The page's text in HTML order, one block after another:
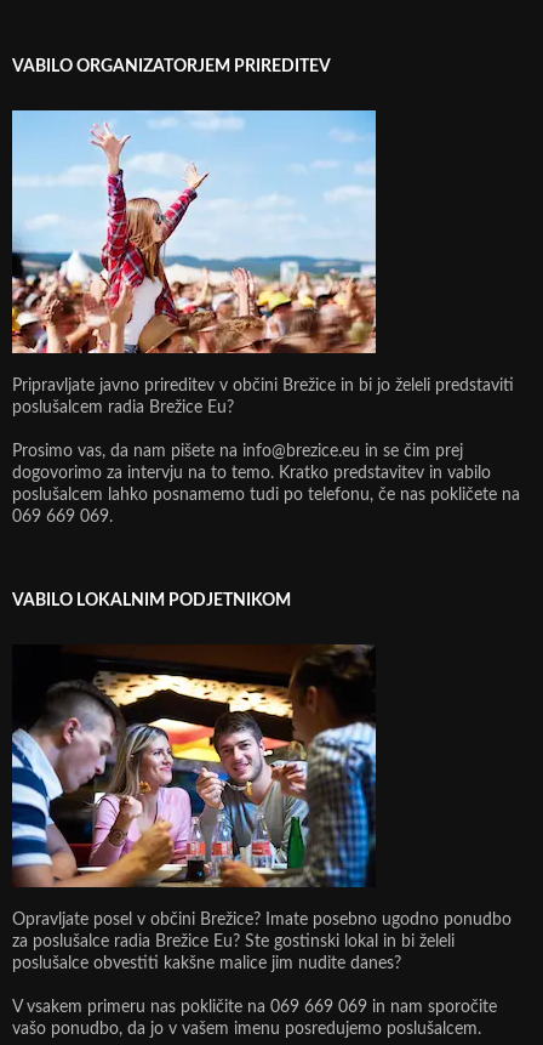
VABILO ORGANIZATORJEM PRIREDITEV
Pripravljate javno prireditev v občini Brežice in bi jo želeli predstaviti
poslušalcem radia Brežice Eu?
Prosimo vas, da nam pišete na info@brezice.eu in se čim prej
dogovorimo za intervju na to temo. Kratko predstavitev in vabilo
poslušalcem lahko posnamemo tudi po telefonu, če nas pokličete na
069 669 069.
VABILO LOKALNIM PODJETNIKOM
Opravljate posel v občini Brežice? Imate posebno ugodno ponudbo
za poslušalce radia Brežice Eu? Ste gostinski lokal in bi želeli
poslušalce obvestiti kakšne malice jim nudite danes?
V vsakem primeru nas pokličite na 069 669 069 in nam sporočite
vašo ponudbo, da jo v vašem imenu posredujemo poslušalcem.